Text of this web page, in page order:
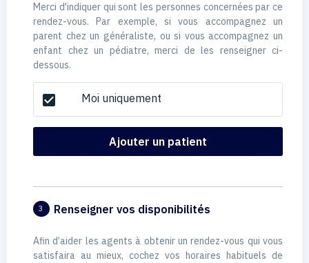
Merci d'indiquer qui sont les personnes concernées par ce
rendez-vous. Par exemple, si vous accompagnez un
parent chez un généraliste, ou si vous accompagnez un
enfant chez un pédiatre, merci de les renseigner ci-
dessous.
check_box Moi uniquement
Ajouter un patient
3 Renseigner vos disponibilités
Afin d’aider les agents à obtenir un rendez-vous qui vous
satisfaira au mieux, cochez vos horaires habituels de